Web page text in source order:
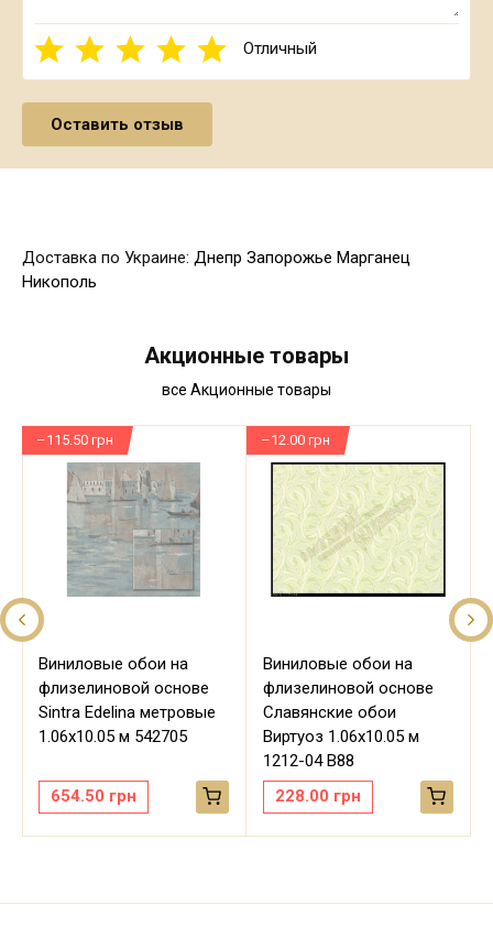
Отличный
Доставка по Украине: Днепр Запорожье Марганец
Никополь
Акционные товары
все Акционные товары
Виниловые обои на
флизелиновой основе
Sintra Edelina метровые
1.06х10.05 м 542705
654.50 грн
–115.50 грн
Виниловые обои на
флизелиновой основе
Славянские обои
Виртуоз 1.06х10.05 м
1212-04 В88
228.00 грн
–12.00 грн